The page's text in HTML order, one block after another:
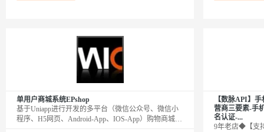
单用户商城系统EPshop
基于Uniapp进行开发的多平台（微信公众号、微信小
程序、H5网页、Android-App、IOS-App）购物商城，
【数脉API】
营商三要素-手
名认证-...
9年老店◆【支